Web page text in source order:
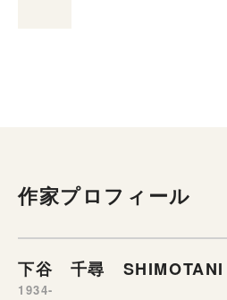
作家プロフィール
下谷 千尋
1934-